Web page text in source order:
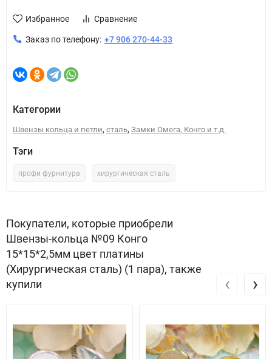
Избранное Сравнение
Заказ по телефону: +7 906 270-44-33
Категории
Швензы кольца и петли, сталь, Замки Омега, Конго и т.д.
Тэги
профи фурнитура хирургическая сталь
Покупатели, которые приобрели
Швензы-кольца №09 Конго
15*15*2,5мм цвет платины
(Хирургическая сталь) (1 пара), также
купили
‹ ›